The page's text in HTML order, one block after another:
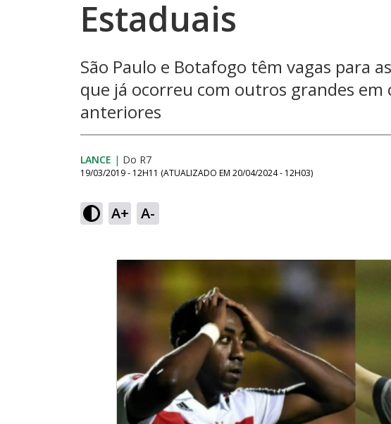
Estaduais
São Paulo e Botafogo têm vagas para
que já ocorreu com outros grandes em
anteriores
LANCE | Do R7
19/03/2019 - 12H11 (ATUALIZADO EM 20/04/2024 - 12H03)
A+ A-